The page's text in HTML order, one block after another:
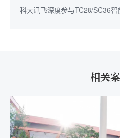
科大讯飞深度参与TC28/SC36
相关